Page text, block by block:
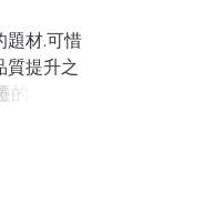
題材.可惜
質提升之
不確定
極為活
變遷,靈
的利
的運用